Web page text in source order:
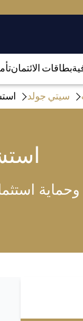
بطاقات الائتمان
سيتي جولد